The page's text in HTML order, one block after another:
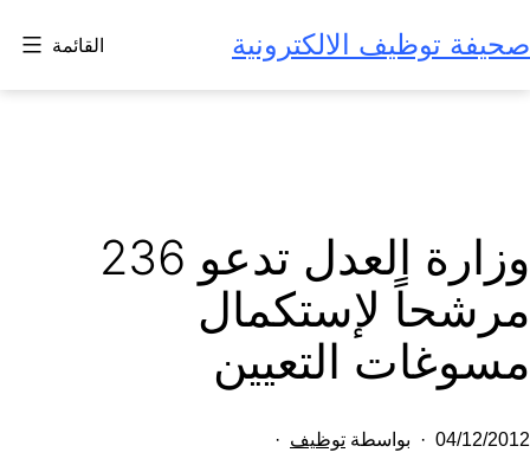
إلى
المحتوى
صحيفة توظيف الالكترونية القائمة
وزارة العدل تدعو 236
مرشحاً لإستكمال
مسوغات التعيين
تم
04/12/2012 بواسطة توظيف